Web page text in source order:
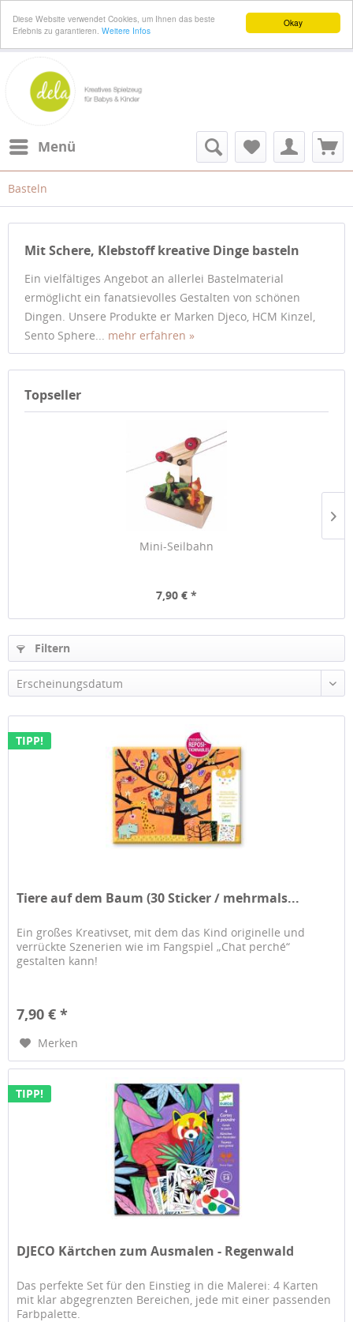
Okay
Diese Website verwendet Cookies, um Ihnen das beste
Erlebnis zu garantieren. Weitere Infos
Menü
Basteln
Mit Schere, Klebstoff kreative Dinge basteln
Ein vielfältiges Angebot an allerlei Bastelmaterial
ermöglicht ein fanatsievolles Gestalten von schönen
Dingen. Unsere Produkte er Marken Djeco, HCM Kinzel,
Sento Sphere... mehr erfahren »
Topseller
Mini-Seilbahn
7,90 € *
Filtern
Erscheinungsdatum
TIPP!
Tiere auf dem Baum (30 Sticker / mehrmals...
Ein großes Kreativset, mit dem das Kind originelle und
verrückte Szenerien wie im Fangspiel „Chat perché“
gestalten kann!
7,90 € *
Merken
TIPP!
DJECO Kärtchen zum Ausmalen - Regenwald
Das perfekte Set für den Einstieg in die Malerei: 4 Karten
mit klar abgegrenzten Bereichen, jede mit einer passenden
Farbpalette.